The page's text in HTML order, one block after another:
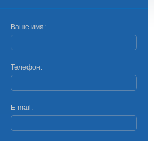
Ваше имя:
Телефон:
E-mail: